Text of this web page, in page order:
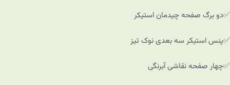
✅️دو برگ صفحه چیدمان استیکر
✅️پنس استیکر سه بعدی نوک تیز
✅️چهار صفحه نقاشی آبرنگی